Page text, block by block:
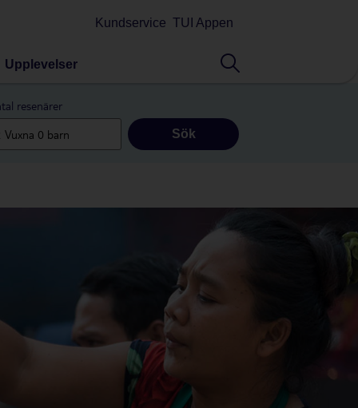
Kundservice TUI Appen
Upplevelser
resenärer
Sök